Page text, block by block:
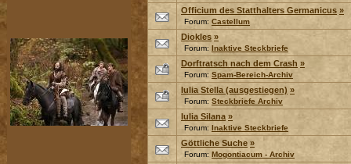
Officium des Statthalters Germanicus »
Forum: Castellum
Diokles »
Forum: Inaktive Steckbriefe
Dorftratsch nach dem Crash »
Forum: Spam-Bereich-Archiv
Iulia Stella (ausgestiegen) »
Forum: Steckbriefe Archiv
Iulia Silana »
Forum: Inaktive Steckbriefe
Göttliche Suche »
Forum: Mogontiacum - Archiv